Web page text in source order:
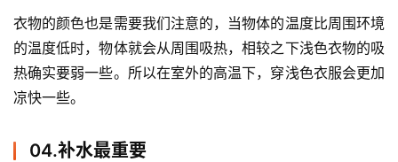
比
赛
观
衣物的颜色也是需要我们注意的，当物体的温度比周围环境
的温度低时，物体就会从周围吸热，相较之下浅色衣物的吸
热确实要弱一些。所以在室外的高温下，穿浅色衣服会更加
凉快一些。
04.补水最重要